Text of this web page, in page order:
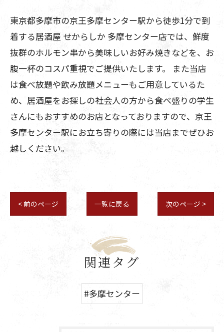
東京都多摩市の京王多摩センター駅から徒歩1分で到
着する居酒屋 せからしか 多摩センター店では、鮮度
抜群のホルモン串から美味しいお好み焼きなどを、お
腹一杯のコスパ重視でご提供いたします。 また当店
は食べ放題や飲み放題メニューもご用意しているた
め、居酒屋をお探しの社会人の方から食べ盛りの学生
さんにもおすすめのお店となっておりますので、京王
多摩センター駅にお立ち寄りの際には当店までぜひお
越しください。
< 前のページ 一覧に戻る 次のページ >
関連タグ
#多摩センター